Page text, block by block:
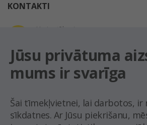
Jūsu privātuma
mums ir svarīga
Šai tīmekļvietnei, lai darbotos, ir
sīkdatnes. Ar Jūsu piekrišanu,
KONTAKTI
Uzziņu tālrunis
E-pasta adrese
latio@latio.lv